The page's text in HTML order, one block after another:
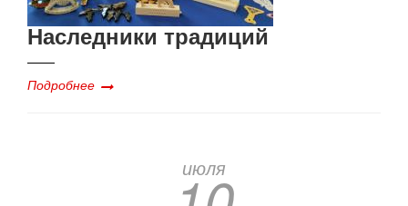
Наследники традиций
Подробнее
июля